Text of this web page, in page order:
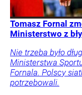
Tomasz Fornal
Ministerstwo z
Nie trzeba było
Ministerstwa
Fornala. Polscy
potrzebowali.